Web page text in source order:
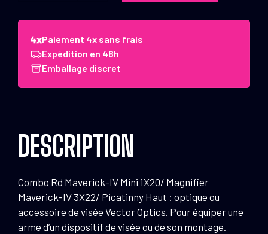
Combo
Rd
Maverick-
IV
3x22/
Haut
Paiement 4x sans frais
Expédition en 48h
Emballage discret
DESCRIPTION
Combo Rd Maverick-IV Mini 1X20/ Magnifier
Maverick-IV 3X22/ Picatinny Haut : optique ou
accessoire de visée Vector Optics. Pour équiper une
arme d’un dispositif de visée ou de son montage.